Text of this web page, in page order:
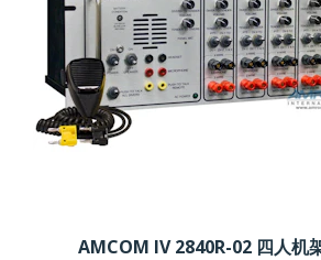
AMCOM IV 2840R-02 四人机